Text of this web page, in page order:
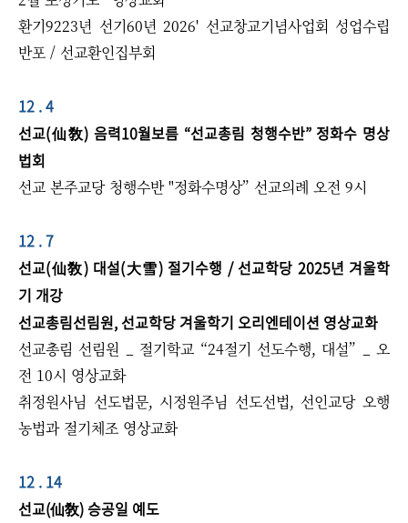
​​​환기9223년 선기60년 2026' 선교창교기념사업회 성업수립
반포 / 선교환인집부회
12 . 4
선교(仙敎) 음력10월보름 “선교총림 청행수반” 정화수 명상
법회
선교 본주교당 ​청행수반 "정화수명상” 선교의례 오전 9시​​
12 . 7
선교(仙敎) 대설(大雪) 절기수행 / 선교학당 2025년 겨울학
기 개강 ​
선교총림선림원, 선교학당 겨울학기 오리엔테이션 영상교화
선교총림 선림원 _ 절기학교 “24절기 선도수행, 대설” _ 오
전 10시 영상교화
취정원사님 선도법문, 시정원주님 선도선법, 선인교당 오행
농법과 절기체조 영상교화​
12 . 14
선교(仙敎) 승공일 예도